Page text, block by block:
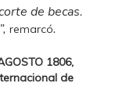
de becas.
remarcó.
1806,
de